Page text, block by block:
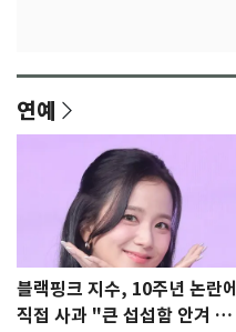
연예
블랙핑크 지수, 10주년 논란에
직접 사과 "큰 섭섭함 안겨 미